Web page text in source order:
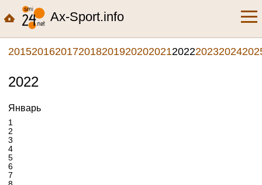
Ax-Sport.info
2015201620172018201920202021202220232024
2022
Январь
1
2
3
4
5
6
7